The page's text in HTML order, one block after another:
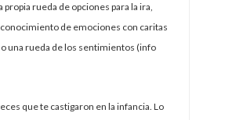
propia rueda de opciones para la ira,
de emociones con caritas
una rueda de los sentimientos (info
que te castigaron en la infancia. Lo